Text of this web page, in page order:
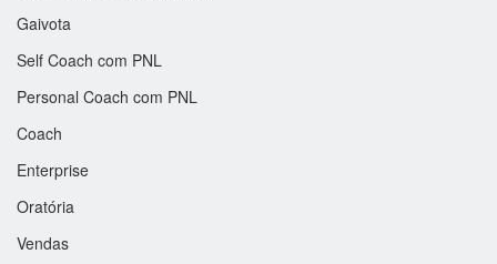
Gaivota
Self Coach com PNL
Personal Coach com PNL
Coach
Enterprise
Oratória
Vendas